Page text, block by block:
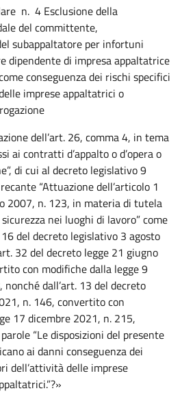
n. 4 Esclusione della
del committente,
subappaltatore per infortuni
dipendente di impresa appaltatrice
conseguenza dei rischi specifici
imprese appaltatrici o
dell’art. 26, comma 4, in tema
ai contratti d’appalto o d’opera o
di cui al decreto legislativo 9
“Attuazione dell’articolo 1
2007, n. 123, in materia di tutela
nei luoghi di lavoro” come
del decreto legislativo 3 agosto
32 del decreto legge 21 giugno
con modifiche dalla legge 9
dall’art. 13 del decreto
n. 146, convertito con
17 dicembre 2021, n. 215,
“Le disposizioni del presente
ai danni conseguenza dei
dell’attività delle imprese